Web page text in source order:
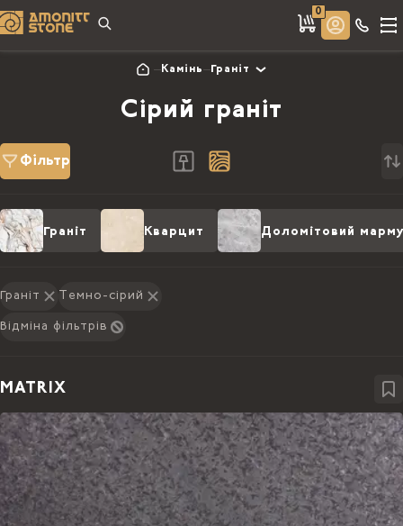
0
Камінь Граніт
Сірий граніт
Фільтр
Граніт Кварцит Доломітовий
Граніт Темно-сірий
Відміна фільтрів
MATRIX